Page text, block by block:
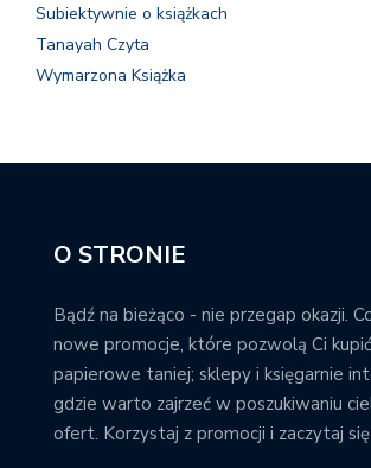
Subiektywnie o książkach
Tanayah Czyta
Wymarzona Książka
O STRONIE
Bądź na bieżąco - nie przegap okazji.
nowe promocje, które pozwolą Ci
papierowe taniej; sklepy i księgarnie
gdzie warto zajrzeć w poszukiwaniu
ofert. Korzystaj z promocji i zaczytaj